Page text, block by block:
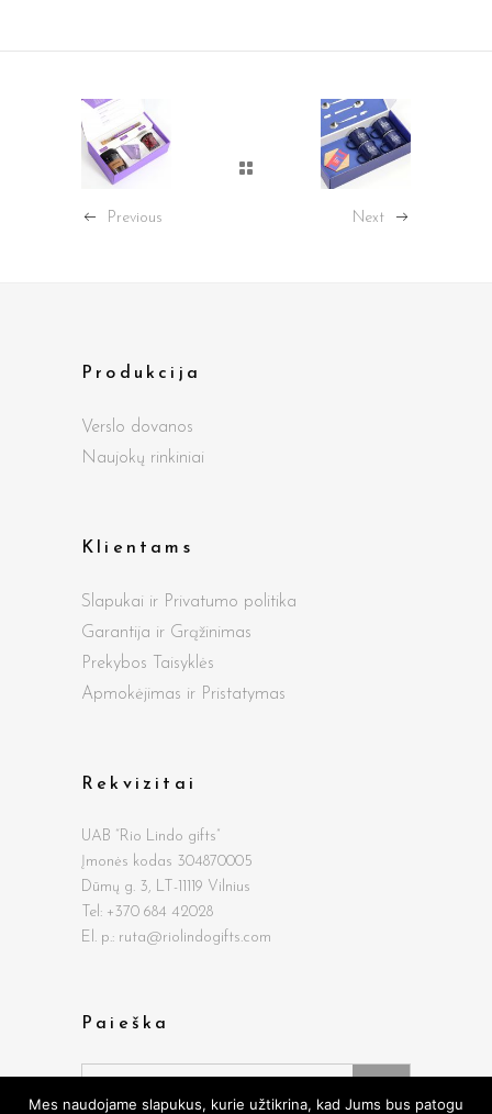
Previous Next
Produkcija
Verslo dovanos
Naujokų rinkiniai
Klientams
Slapukai ir Privatumo politika
Garantija ir Grąžinimas
Prekybos Taisyklės
Apmokėjimas ir Pristatymas
Rekvizitai
UAB “Rio Lindo gifts”
Įmonės kodas 304870005
Dūmų g. 3, LT-11119 Vilnius
Tel: +370 684 42028
El. p.: ruta@riolindogifts.com
Paieška
Search
for:
Mes naudojame slapukus, kurie užtikrina, kad Jums bus patogu